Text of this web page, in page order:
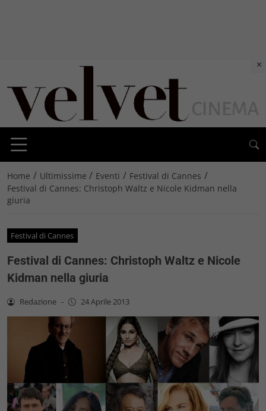
Home / Ultimissime / Eventi / Festival di Cannes /
Festival di Cannes: Christoph Waltz e Nicole Kidman nella
giuria
Festival di Cannes
Festival di Cannes: Christoph Waltz e Nicole
Kidman nella giuria
Redazione - 24 Aprile 2013
×